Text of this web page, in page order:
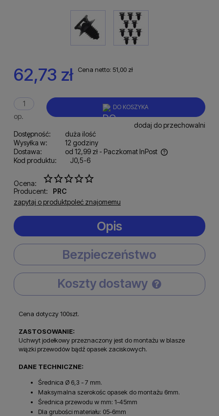
62,73 zł Cena netto: 51,00 zł
op.
DO KOSZYKA
dodaj do przechowalni
Dostępność:
duża ilość
Wysyłka w:
12 godziny
Dostawa:
od 12,99 zł - Paczkomat InPost
Cena nie zawiera ewentualnych kosztów płatności
Kod produktu: J0,5-6
Ocena:
Producent:
PRC
zapytaj o produktpoleć znajomemu
Opis
Bezpieczeństwo
Koszty dostawy
Cena nie zawiera ewentualnych kosztów płatności
Cena dotyczy 100szt.
ZASTOSOWANIE:
Uchwyt jodełkowy przeznaczony jest do montażu w blasze
wiązki przewodów bądź opasek zaciskowych.
DANE TECHNICZNE:
Średnica Ø 6,3 - 7 mm.
Maksymalna szerokośc opasek do montażu 6mm.
Średnica przewodu w mm: 1-45mm
Dla grubości materiału: 05-6mm